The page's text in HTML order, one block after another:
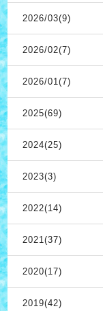
2026/03(9)
2026/02(7)
2026/01(7)
2025(69)
2024(25)
2023(3)
2022(14)
2021(37)
2020(17)
2019(42)